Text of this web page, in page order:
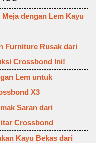
dengan Lem Kayu
Furniture Rusak dari
Crossbond Ini!
Lem untuk
X3
Saran dari
Crossbond
Kayu Bekas dari